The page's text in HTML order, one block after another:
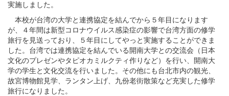
実施しました。
本校が台湾の大学と連携協定を結んでから５年目になります
が、４年間は新型コロナウイルス感染症の影響で台湾方面の修学
旅行を見送っており、５年目にしてやっと実施することができま
した。台湾では連携協定を結んでいる開南大学との交流会（日本
文化のプレゼンやタピオカミルクティ作りなど）を行い、開南大
学の学生と文化交流を行いました。その他にも台北市内の観光、
故宮博物館見学、ランタン上げ、九份老街散策など充実した修学
旅行になりました。